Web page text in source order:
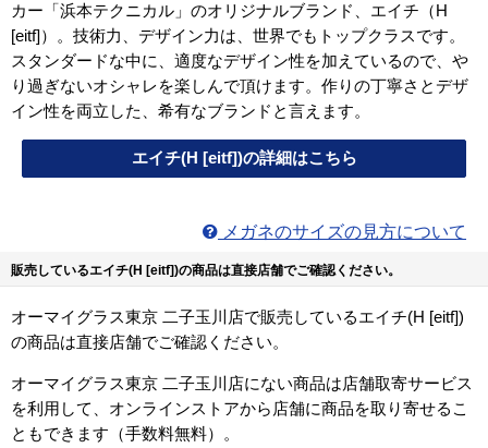
カー「浜本テクニカル」のオリジナルブランド、エイチ（H
[eitf]）。技術力、デザイン力は、世界でもトップクラスです。
スタンダードな中に、適度なデザイン性を加えているので、や
り過ぎないオシャレを楽しんで頂けます。作りの丁寧さとデザ
イン性を両立した、希有なブランドと言えます。
エイチ(H [eitf])の詳細はこちら
メガネのサイズの見方について
販売しているエイチ(H [eitf])の商品は直接店舗でご確認ください。
オーマイグラス東京 二子玉川店で販売しているエイチ(H [eitf])
の商品は直接店舗でご確認ください。
オーマイグラス東京 二子玉川店にない商品は店舗取寄サービス
を利用して、オンラインストアから店舗に商品を取り寄せるこ
ともできます（手数料無料）。